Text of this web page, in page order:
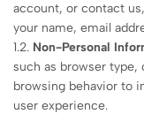
account, or contact
your name, email
1.2. Non-Personal
such as browser type,
browsing behavior to
user experience.